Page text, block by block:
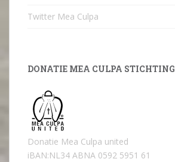
Twitter Mea Culpa
DONATIE MEA CULPA STICHTING
Donatie Mea Culpa united
iBAN:NL34 ABNA 0592 5951 61